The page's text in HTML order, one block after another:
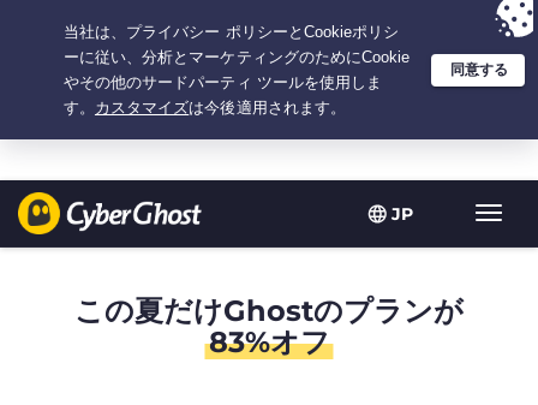
JP
ト
グ
選択プラン：2.1666666666667年間 $ 2.19 /月の 大特価
この夏だけGhostのプランが
83%オフ